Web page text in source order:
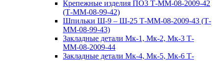
Крепежные изделия ПО3 Т-ММ-08-2009-42
(Т-ММ-08-99-42)
Шпильки Ш-9 – Ш-25 Т-ММ-08-2009-43 (Т-
ММ-08-99-43)
Закладные детали Мк-1, Мк-2, Мк-3 Т-
ММ-08-2009-44
Закладные детали Мк-4, Мк-5, Мк-6 Т-